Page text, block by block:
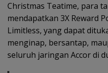
Christmas Teatime, para
mendapatkan 3X Reward
Limitless, yang dapat
menginap, bersantap,
seluruh jaringan Accor di